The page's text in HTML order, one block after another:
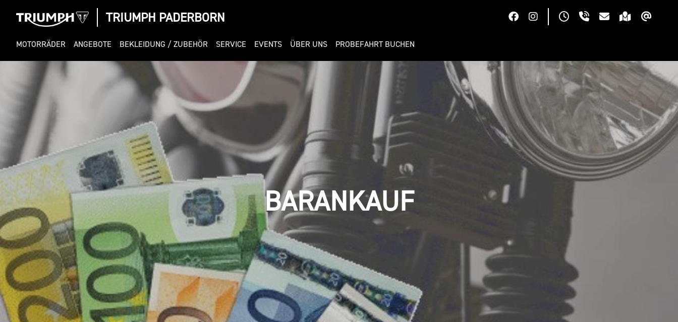
TRIUMPH PADERBORN
MOTORRÄDER ANGEBOTE BEKLEIDUNG / ZUBEHÖR SERVICE EVENTS ÜBER UNS PROBEFAHRT BUCHEN
BARANKAUF